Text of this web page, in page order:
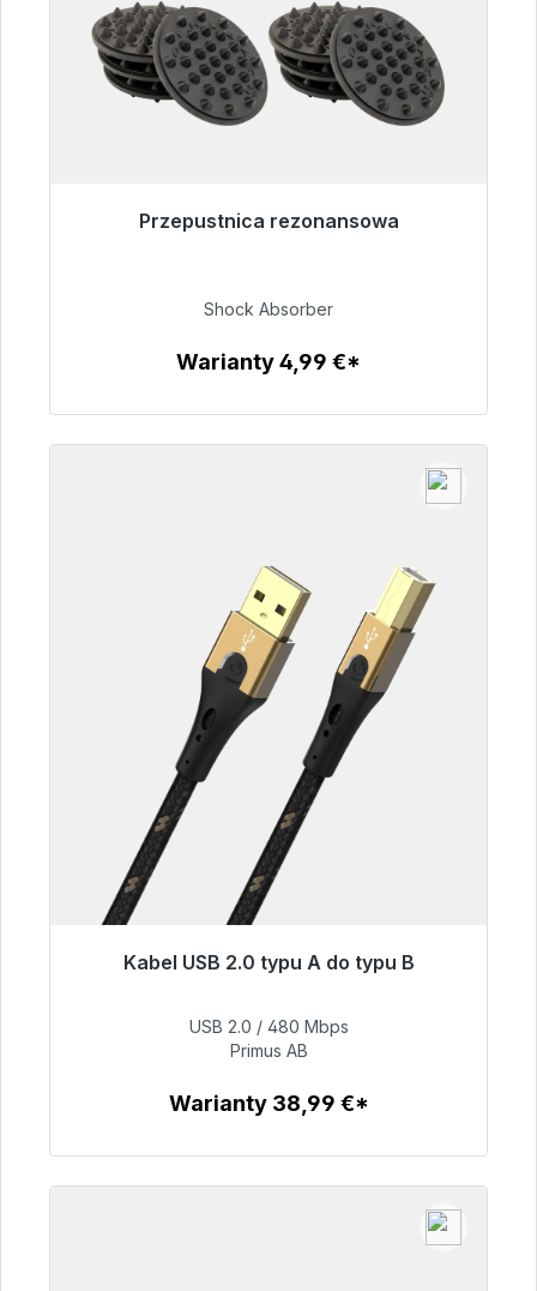
Przepustnica rezonansowa
Gotowy do natychmiastowej wysyłki, czas
54,99 €
Shock Absorber
Warianty 4,99 €*
Kabel USB 2.0 typu A do typu B
Gotowy do natychmiastowej wysyłki, czas
76,99 €
USB 2.0 / 480 Mbps
Primus AB
Warianty 38,99 €*